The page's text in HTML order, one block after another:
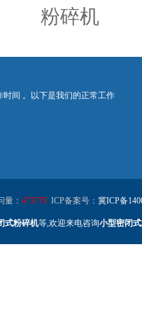
粉碎机
间 。以下是我们的正常工作
： 473779 ICP备案号： 冀ICP备
式粉碎机等,欢迎来电咨询小型密闭